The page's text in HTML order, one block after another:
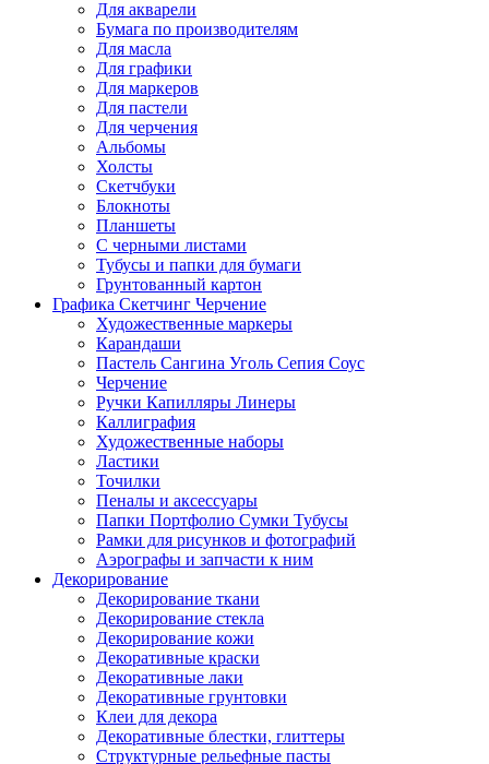
Для акварели
Бумага по производителям
Для масла
Для графики
Для маркеров
Для пастели
Для черчения
Альбомы
Холсты
Скетчбуки
Блокноты
Планшеты
С черными листами
Тубусы и папки для бумаги
Грунтованный картон
Графика Скетчинг Черчение
Художественные маркеры
Карандаши
Пастель Сангина Уголь Сепия Соус
Черчение
Ручки Капилляры Линеры
Каллиграфия
Художественные наборы
Ластики
Точилки
Пеналы и аксессуары
Папки Портфолио Сумки Тубусы
Рамки для рисунков и фотографий
Аэрографы и запчасти к ним
Декорирование
Декорирование ткани
Декорирование стекла
Декорирование кожи
Декоративные краски
Декоративные лаки
Декоративные грунтовки
Клеи для декора
Декоративные блестки, глиттеры
Структурные рельефные пасты